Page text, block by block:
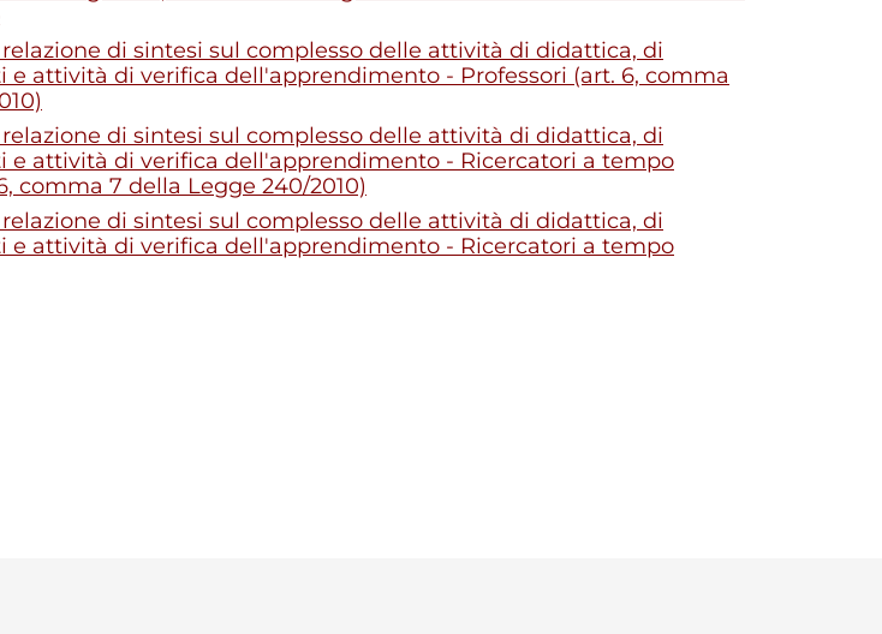
di sintesi sul complesso delle attività di didattica, di
e attività di verifica dell'apprendimento - Professori (art. 6, comma
di sintesi sul complesso delle attività di didattica, di
e attività di verifica dell'apprendimento - Ricercatori a tempo
comma 7 della Legge 240/2010)
di sintesi sul complesso delle attività di didattica, di
e attività di verifica dell'apprendimento - Ricercatori a tempo